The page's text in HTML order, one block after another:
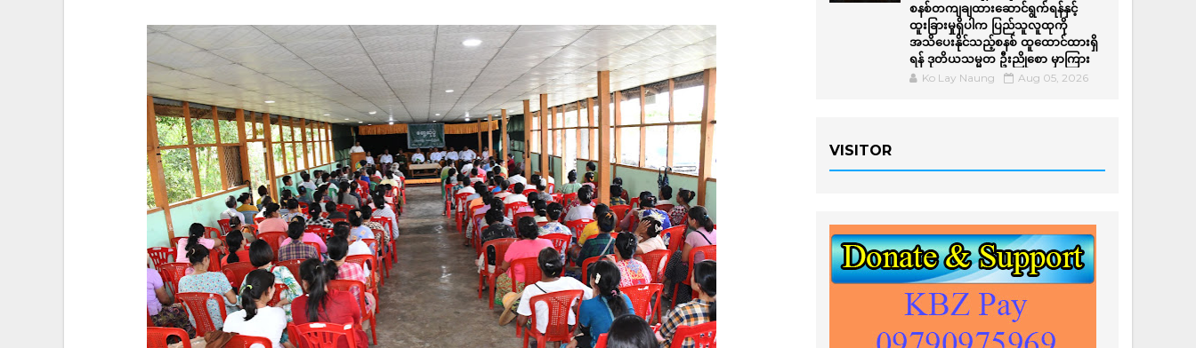
စနစ်တကျချထားဆောင်ရွက်ရန်နှင့်
ထူးခြားမှုရှိပါက ပြည်သူလူထုကို
အသိပေးနိုင်သည့်စနစ် ထူထောင်ထားရှိ
ရန် ဒုတိယသမ္မတ ဦးညိုစော မှာကြား
Ko Lay Naung Aug 05, 2026
VISITOR